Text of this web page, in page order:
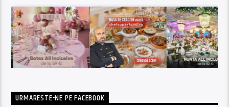
URMARESTE-NE PE FACEBOOK